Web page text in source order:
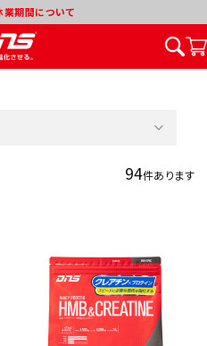
期間について
94件あります